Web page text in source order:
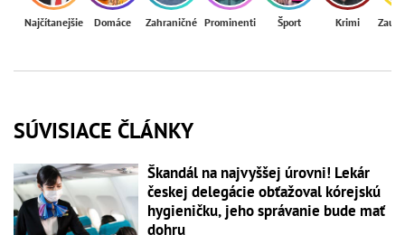
Najčítanejšie Domáce Zahraničné Prominenti Šport Krimi
SÚVISIACE ČLÁNKY
Škandál na najvyššej úrovni! Lekár
českej delegácie obťažoval kórejskú
hygieničku, jeho správanie bude mať
dohru